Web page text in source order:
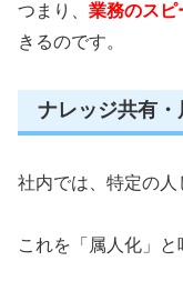
つまり、 業務のスピ
きるのです。
ナレッジ共有
社内では、特定の人
これを「属人化」と